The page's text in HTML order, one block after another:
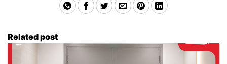
Related post